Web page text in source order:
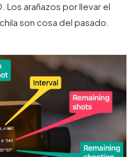
Los arañazos por llevar el
son cosa del pasado.